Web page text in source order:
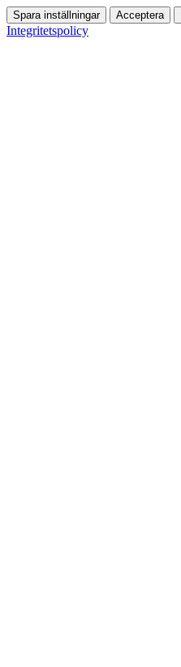
Spara inställningar Acceptera
Integritetspolicy